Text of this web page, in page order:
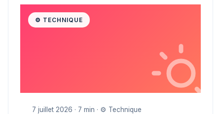
⚙️ TECHNIQUE
7 juillet 2026 · 7 min · ⚙️ Technique